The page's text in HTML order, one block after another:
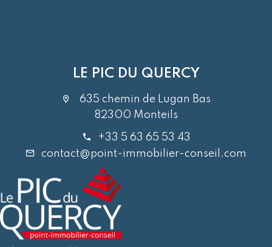
LE PIC DU QUERCY
635 chemin de Lugan Bas
82300 Monteils
+33 5 63 65 53 43
contact@point-immobilier-conseil.com